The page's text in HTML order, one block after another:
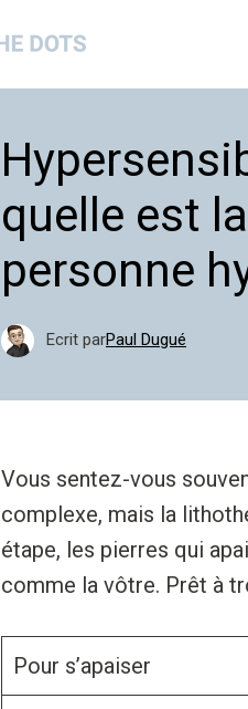
quelle est
personne
Ecrit parPaul Dugué
Vous sentez-vous
complexe, mais la
étape, les pierres qui
comme la vôtre. Prêt à
Pour s’apaiser